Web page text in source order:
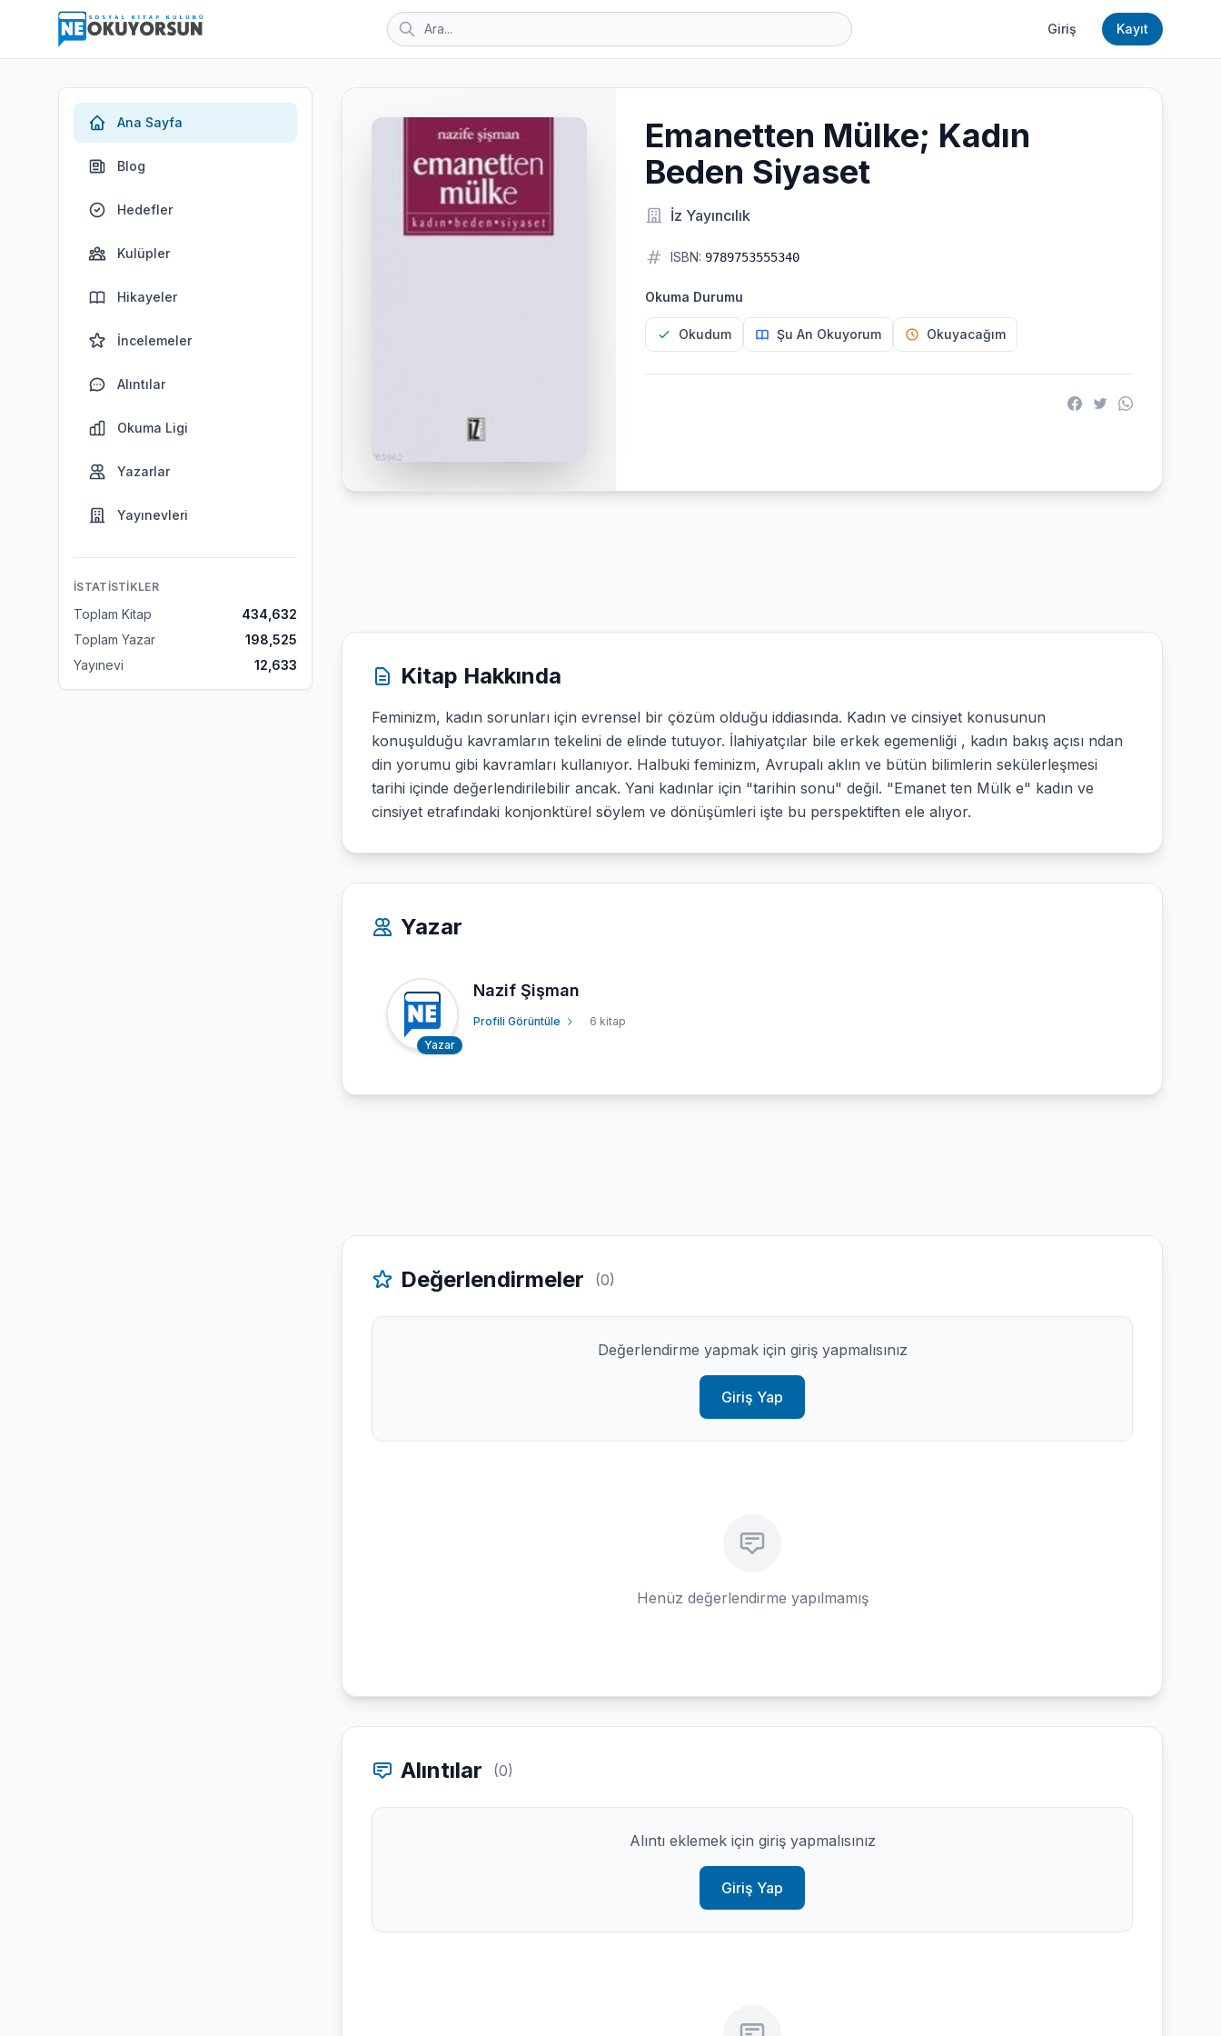
Giriş Kayıt
Ana Sayfa
Blog
Hedefler
Kulüpler
Hikayeler
İncelemeler
Alıntılar
Okuma Ligi
Yazarlar
Yayınevleri
İSTATISTIKLER
Toplam Kitap
434,632
Toplam Yazar
198,525
Yayınevi
12,633
Emanetten Mülke; Kadın
Beden Siyaset
İz Yayıncılık
ISBN: 9789753555340
Okuma Durumu
Okudum Şu An Okuyorum Okuyacağım
Kitap Hakkında
Feminizm, kadın sorunları için evrensel bir çözüm olduğu iddiasında. Kadın ve cinsiyet konusunun
konuşulduğu kavramların tekelini de elinde tutuyor. İlahiyatçılar bile erkek egemenliği , kadın bakış açısı ndan
din yorumu gibi kavramları kullanıyor. Halbuki feminizm, Avrupalı aklın ve bütün bilimlerin sekülerleşmesi
tarihi içinde değerlendirilebilir ancak. Yani kadınlar için "tarihin sonu" değil. "Emanet ten Mülk e" kadın ve
cinsiyet etrafındaki konjonktürel söylem ve dönüşümleri işte bu perspektiften ele alıyor.
Yazar
Yazar
Nazif Şişman
Profili Görüntüle 6 kitap
Değerlendirmeler (0)
Değerlendirme yapmak için giriş yapmalısınız
Giriş Yap
Henüz değerlendirme yapılmamış
Alıntılar (0)
Alıntı eklemek için giriş yapmalısınız
Giriş Yap